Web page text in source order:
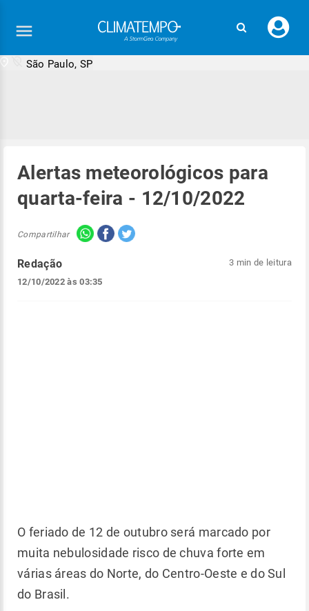
seu
São Paulo, SP
Alertas meteorológicos para
quarta-feira - 12/10/2022
Compartilhar
Redação
12/10/2022 às 03:35
3 min de leitura
O feriado de 12 de outubro será marcado por
muita nebulosidade risco de chuva forte em
várias áreas do Norte, do Centro-Oeste e do Sul
do Brasil.